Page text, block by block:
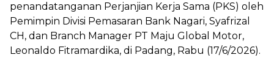
penandatanganan Perjanjian Kerja Sama (PKS) oleh
Pemimpin Divisi Pemasaran Bank Nagari, Syafrizal
CH, dan Branch Manager PT Maju Global Motor,
Leonaldo Fitramardika, di Padang, Rabu (17/6/2026).